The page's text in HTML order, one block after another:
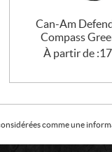
Can-Am
Compass
À partir de :
comme une